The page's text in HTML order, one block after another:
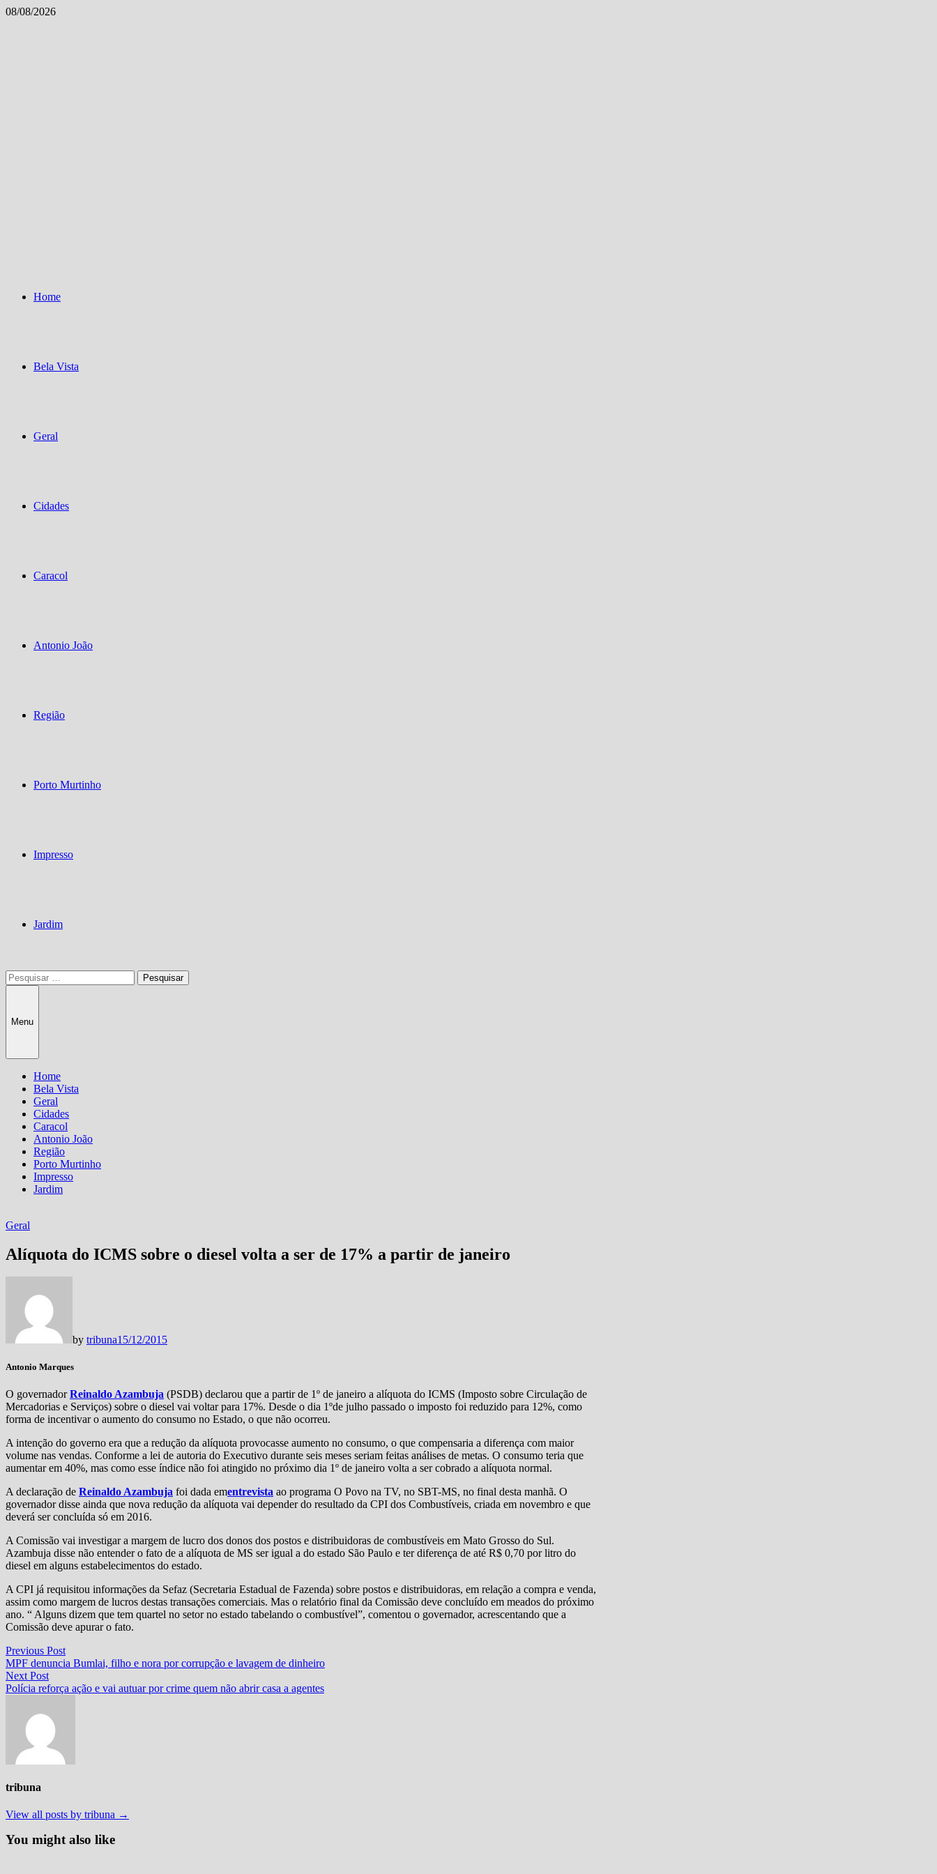
Skip
08/08/2026
Home
Bela Vista
Geral
Cidades
Caracol
Antonio João
Região
Porto Murtinho
Impresso
Jardim
Pesquisar
por:
Menu
Home
Bela Vista
Geral
Cidades
Caracol
Antonio João
Região
Porto Murtinho
Impresso
Jardim
Geral
Alíquota do ICMS sobre o diesel volta a ser de 17% a partir de janeiro
by tribuna15/12/2015
Antonio Marques
O governadorReinaldo Azambuja (PSDB) declarou que a partir de 1º de janeiro a alíquota do ICMS (Imposto sobre Circulação de
Mercadorias e Serviços) sobre o diesel vai voltar para 17%. Desde o dia 1ºde julho passado o imposto foi reduzido para 12%, como
forma de incentivar o aumento do consumo no Estado, o que não ocorreu.
A intenção do governo era que a redução da alíquota provocasse aumento no consumo, o que compensaria a diferença com maior
volume nas vendas. Conforme a lei de autoria do Executivo durante seis meses seriam feitas análises de metas. O consumo teria que
aumentar em 40%, mas como esse índice não foi atingido no próximo dia 1º de janeiro volta a ser cobrado a alíquota normal.
A declaração de Reinaldo Azambuja foi dada ementrevista ao programa O Povo na TV, no SBT-MS, no final desta manhã. O
governador disse ainda que nova redução da alíquota vai depender do resultado da CPI dos Combustíveis, criada em novembro e que
deverá ser concluída só em 2016.
A Comissão vai investigar a margem de lucro dos donos dos postos e distribuidoras de combustíveis em Mato Grosso do Sul.
Azambuja disse não entender o fato de a alíquota de MS ser igual a do estado São Paulo e ter diferença de até R$ 0,70 por litro do
diesel em alguns estabelecimentos do estado.
A CPI já requisitou informações da Sefaz (Secretaria Estadual de Fazenda) sobre postos e distribuidoras, em relação a compra e venda,
assim como margem de lucros destas transações comerciais. Mas o relatório final da Comissão deve concluído em meados do próximo
ano. “ Alguns dizem que tem quartel no setor no estado tabelando o combustível”, comentou o governador, acrescentando que a
Comissão deve apurar o fato.
Navegação
de
Post
Previous PostPrevious
post:
MPF denuncia Bumlai, filho e nora por corrupção e lavagem de dinheiro
Next PostNext
post:
Polícia reforça ação e vai autuar por crime quem não abrir casa a agentes
tribuna
View all posts by tribuna →
You might also like